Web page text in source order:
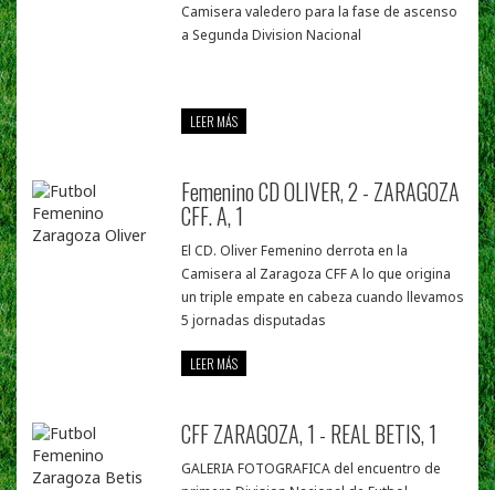
Camisera valedero para la fase de ascenso
a Segunda Division Nacional
LEER MÁS
Femenino CD OLIVER, 2 - ZARAGOZA
CFF. A, 1
El CD. Oliver Femenino derrota en la
Camisera al Zaragoza CFF A lo que origina
un triple empate en cabeza cuando llevamos
5 jornadas disputadas
LEER MÁS
CFF ZARAGOZA, 1 - REAL BETIS, 1
GALERIA FOTOGRAFICA del encuentro de